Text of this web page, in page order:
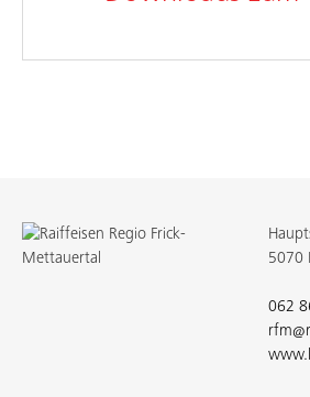
5070
062